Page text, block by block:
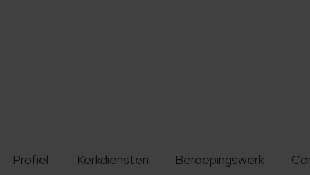
Profiel Kerkdiensten Beroepingswerk